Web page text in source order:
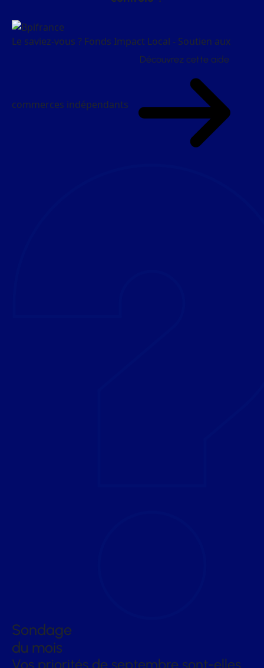
Le saviez-vous ? Fonds Impact Local - Soutien aux
commerces indépendants
Découvrez cette aide
Sondage
du mois
Vos priorités de septembre sont-elles